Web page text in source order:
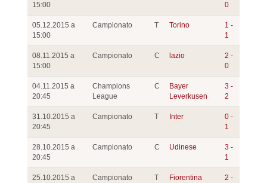
15:00
0
05.12.2015 a
15:00
Campionato T Torino
1 -
1
08.11.2015 a
15:00
Campionato C lazio
2 -
0
04.11.2015 a
20:45
Champions
League
C
Bayer
Leverkusen
3 -
2
31.10.2015 a
20:45
Campionato T Inter
0 -
1
28.10.2015 a
20:45
Campionato C Udinese
3 -
1
25.10.2015 a
Campionato T Fiorentina
2 -